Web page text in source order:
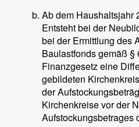
Ab dem Haushaltsjahr
Entsteht bei der
bei der Ermittlung des
Baulastfonds gemäß §
Finanzgesetz eine
gebildeten
der
Kirchenkreise vor der
Aufstockungsbetrages